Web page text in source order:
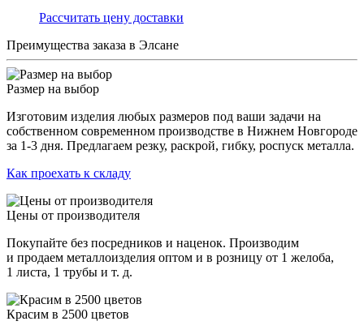
Раcсчитать цену доставки
Преимущества заказа в Элсане
Размер на выбор
Изготовим изделия любых размеров под ваши задачи на
собственном современном производстве в Нижнем Новгороде
за 1-3 дня. Предлагаем резку, раскрой, гибку, роспуск металла.
Как проехать к складу
Цены от производителя
Покупайте без посредников и наценок. Производим
и продаем металлоизделия оптом и в розницу от 1 желоба,
1 листа, 1 трубы и т. д.
Красим в 2500 цветов